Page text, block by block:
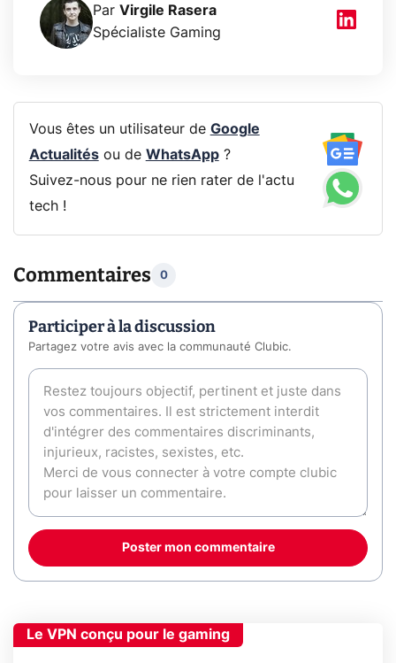
Par Virgile Rasera
Spécialiste Gaming
Vous êtes un utilisateur de Google
Actualitésou de WhatsApp?
Suivez-nous pour ne rien rater de l'actu
tech !
Commentaires 0
Participer à la discussion
Partagez votre avis avec la communauté Clubic.
Poster mon commentaire
Le VPN conçu pour le gaming